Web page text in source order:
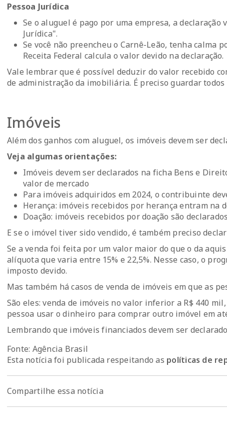
Pessoa Jurídica
Se o aluguel é pago por uma empresa, a declaração
Jurídica".
Se você não preencheu o Carnê-Leão, tenha calma
Receita Federal calcula o valor devido na declaração.
Vale lembrar que é possível deduzir do valor recebido
de administração da imobiliária. É preciso guardar todos
Imóveis
Além dos ganhos com aluguel, os imóveis devem ser
Veja algumas orientações:
Imóveis devem ser declarados na ficha Bens e
valor de mercado
Para imóveis adquiridos em 2024, o contribuinte
Herança: imóveis recebidos por herança entram na
Doação: imóveis recebidos por doação são
E se o imóvel tiver sido vendido, é também preciso
Se a venda foi feita por um valor maior do que o da
alíquota que varia entre 15% e 22,5%. Nesse caso, o
imposto devido.
Mas também há casos de venda de imóveis em que as
São eles: venda de imóveis no valor inferior a R$ 440
pessoa usar o dinheiro para comprar outro imóvel em
Lembrando que imóveis financiados devem ser
Fonte: Agência Brasil
Esta notícia foi publicada respeitando as políticas de
Compartilhe essa notícia